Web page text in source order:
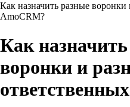
Как назначить разные
AmoCRM?
Как
воронки и